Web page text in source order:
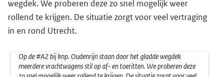
wegdek. We proberen deze zo snel mogelijk weer
rollend te krijgen. De situatie zorgt voor veel vertraging
in en rond Utrecht.
Op de#A2bij knp. Oudenrijn staan door het gladde wegdek
meerdere vrachtwagens stil op af- en toeritten. We proberen deze